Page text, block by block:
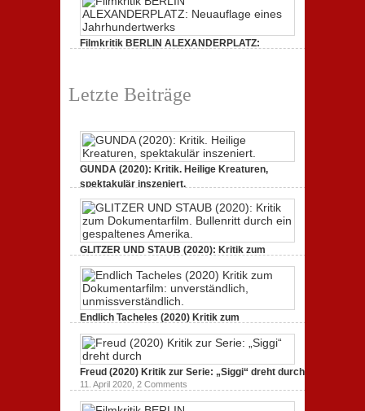
Filmkritik BERLIN ALEXANDERPLATZ:
Letzte Beiträge
GUNDA (2020): Kritik. Heilige Kreaturen,
spektakulär inszeniert.
GLITZER UND STAUB (2020): Kritik zum
Dokumentarfilm. Bullenritt durch ein
gespaltenes Amerika.
3. Oktober 2020,2 Comments
Endlich Tacheles (2020) Kritik zum
Dokumentarfilm: unverständlich,
unmissverständlich.
19. Mai 2020,0 Comments
Freud (2020) Kritik zur Serie: „Siggi“ dreht durch
11. April 2020, 2 Comments